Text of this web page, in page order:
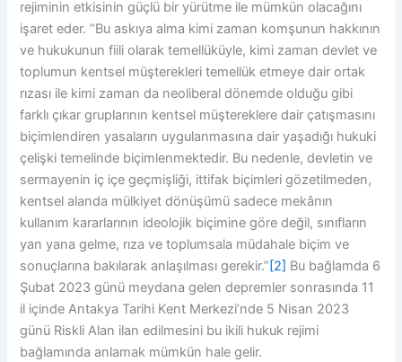
rejiminin etkisinin güçlü bir yürütme ile mümkün olacağını
işaret eder. “Bu askıya alma kimi zaman komşunun hakkının
ve hukukunun fiili olarak temellüküyle, kimi zaman devlet ve
toplumun kentsel müşterekleri temellük etmeye dair ortak
rızası ile kimi zaman da neoliberal dönemde olduğu gibi
farklı çıkar gruplarının kentsel müştereklere dair çatışmasını
biçimlendiren yasaların uygulanmasına dair yaşadığı hukuki
çelişki temelinde biçimlenmektedir. Bu nedenle, devletin ve
sermayenin iç içe geçmişliği, ittifak biçimleri gözetilmeden,
kentsel alanda mülkiyet dönüşümü sadece mekânın
kullanım kararlarının ideolojik biçimine göre değil, sınıfların
yan yana gelme, rıza ve toplumsala müdahale biçim ve
sonuçlarına bakılarak anlaşılması gerekir.” [2] Bu bağlamda 6
Şubat 2023 günü meydana gelen depremler sonrasında 11
il içinde Antakya Tarihi Kent Merkezi’nde 5 Nisan 2023
günü Riskli Alan ilan edilmesini bu ikili hukuk rejimi
bağlamında anlamak mümkün hale gelir.